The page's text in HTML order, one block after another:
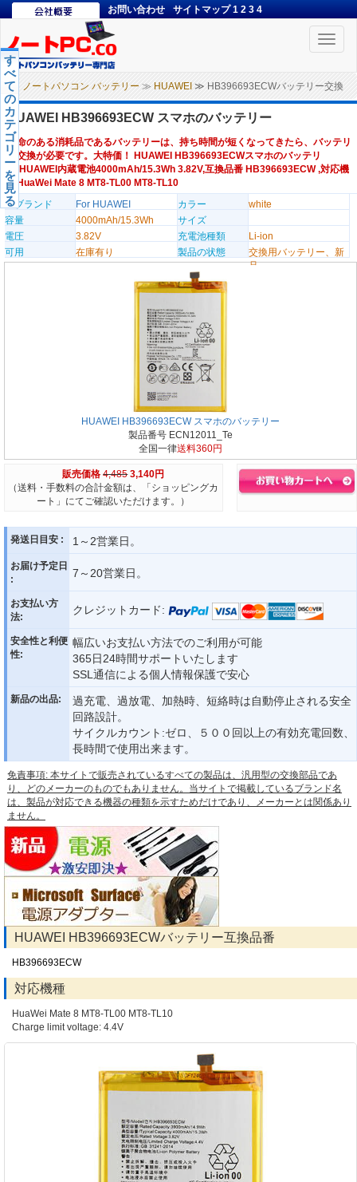
お問い合わせ サイトマップ 1 2 3 4
Toggle
ノートパソコン バッテリー ≫ HUAWEI ≫ HB396693ECWバッテリー交換
す
べ
て
の
カ
テ
ゴ
リ
ー
を
見
る
HUAWEI HB396693ECW スマホのバッテリー
寿命のある消耗品であるバッテリーは、持ち時間が短くなってきたら、バッテリ
ー交換が必要です。大特価！ HUAWEI HB396693ECWスマホのバッテリ
ー,HUAWEI内蔵電池4000mAh/15.3Wh 3.82V,互換品番 HB396693ECW ,対応機
種HuaWei Mate 8 MT8-TL00 MT8-TL10
のブランド
For HUAWEI カラー
white
容量
4000mAh/15.3Wh
サイズ
電圧
3.82V 充電池種類
Li-ion
可用
在庫有り 製品の状態
交換用バッテリー、新
品
HUAWEI HB396693ECW スマホのバッテリー
製品番号 ECN12011_Te
全国一律送料360円
販売価格 4,485 3,140円
（送料・手数料の合計金額は、「ショッピングカ
ート」にてご確認いただけます。）
発送日目安 : 1～2営業日。
お届け予定日
:
7～20営業日。
お支払い方
法:
クレジットカード:
安全性と利便
性:
幅広いお支払い方法でのご利用が可能
365日24時間サポートいたします
SSL通信による個人情報保護で安心
新品の出品:
過充電、過放電、加熱時、短絡時は自動停止される安全
回路設計。
サイクルカウント:ゼロ、５００回以上の有効充電回数、
長時間で使用出来ます。
免責事項: 本サイトで販売されているすべての製品は、汎用型の交換部品であ
り、どのメーカーのものでもありません。当サイトで掲載しているブランド名
は、製品が対応できる機器の種類を示すためだけであり、メーカーとは関係あり
ません。
HUAWEI HB396693ECWバッテリー互換品番
HB396693ECW
対応機種
HuaWei Mate 8 MT8-TL00 MT8-TL10
Charge limit voltage: 4.4V